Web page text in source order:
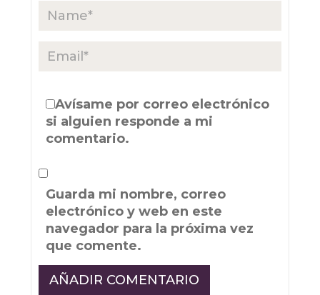
Avísame por correo electrónico
si alguien responde a mi
comentario.
Guarda mi nombre, correo
electrónico y web en este
navegador para la próxima vez
que comente.